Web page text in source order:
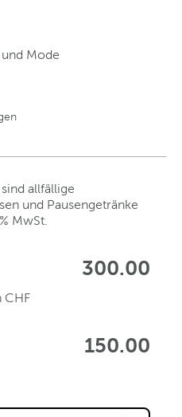
Mode
allfällige
und Pausengetränke
MwSt.
300.00
CHF
150.00